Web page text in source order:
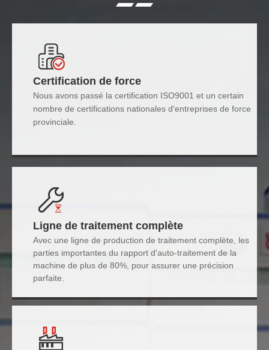
Certification de force
Nous avons passé la certification ISO9001 et un certain
nombre de certifications nationales d'entreprises de force
provinciale.
Ligne de traitement complète
Avec une ligne de production de traitement complète, les
parties importantes du rapport d'auto-traitement de la
machine de plus de 80%, pour assurer une précision
parfaite.